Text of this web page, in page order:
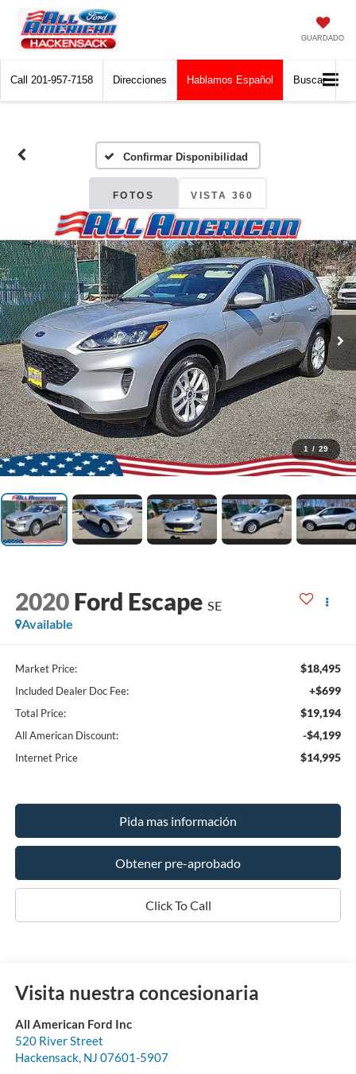
GUARDADO
Call 201-957-7158 Direcciones Hablamos Español Buscar
Confirmar Disponibilidad
FOTOS VISTA 360
1 / 29
2020 Ford Escape SE
Available
Market Price: $18,495
Included Dealer Doc Fee: +$699
Total Price: $19,194
All American Discount: -$4,199
Internet Price $14,995
Pida mas información
Obtener pre-aprobado
Click To Call
Visita nuestra concesionaria
All American Ford Inc
520 River Street
Hackensack, NJ 07601-5907